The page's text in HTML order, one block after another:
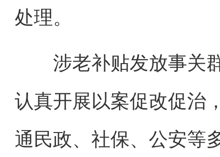
处理。
涉老补贴发放事关群
认真开展以案促改促治
通民政、社保、公安等